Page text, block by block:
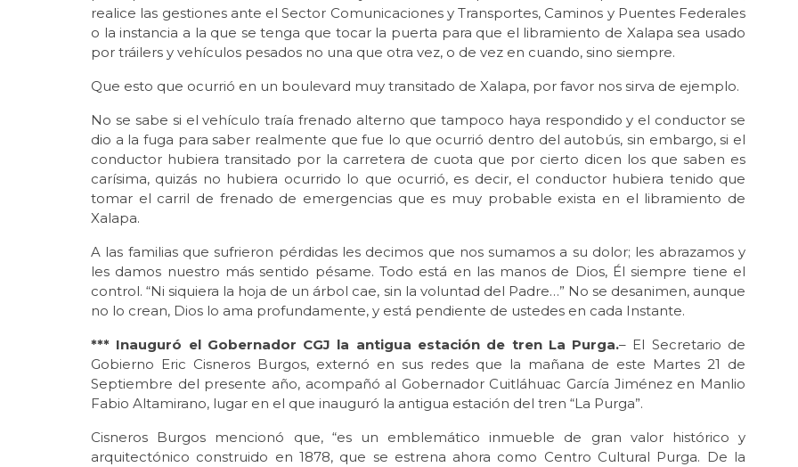
realice las gestiones ante el Sector Comunicaciones y Transportes, Caminos y Puentes Federales
o la instancia a la que se tenga que tocar la puerta para que el libramiento de Xalapa sea usado
por tráilers y vehículos pesados no una que otra vez, o de vez en cuando, sino siempre.
Que esto que ocurrió en un boulevard muy transitado de Xalapa, por favor nos sirva de ejemplo.
No se sabe si el vehículo traía frenado alterno que tampoco haya respondido y el conductor se
dio a la fuga para saber realmente que fue lo que ocurrió dentro del autobús, sin embargo, si el
conductor hubiera transitado por la carretera de cuota que por cierto dicen los que saben es
carísima, quizás no hubiera ocurrido lo que ocurrió, es decir, el conductor hubiera tenido que
tomar el carril de frenado de emergencias que es muy probable exista en el libramiento de
Xalapa.
A las familias que sufrieron pérdidas les decimos que nos sumamos a su dolor; les abrazamos y
les damos nuestro más sentido pésame. Todo está en las manos de Dios, Él siempre tiene el
control. “Ni siquiera la hoja de un árbol cae, sin la voluntad del Padre…” No se desanimen, aunque
no lo crean, Dios lo ama profundamente, y está pendiente de ustedes en cada Instante.
*** Inauguró el Gobernador CGJ la antigua estación de tren La Purga.– El Secretario de
Gobierno Eric Cisneros Burgos, externó en sus redes que la mañana de este Martes 21 de
Septiembre del presente año, acompañó al Gobernador Cuitláhuac García Jiménez en Manlio
Fabio Altamirano, lugar en el que inauguró la antigua estación del tren “La Purga”.
Cisneros Burgos mencionó que, “es un emblemático inmueble de gran valor histórico y
arquitectónico construido en 1878, que se estrena ahora como Centro Cultural Purga. De la